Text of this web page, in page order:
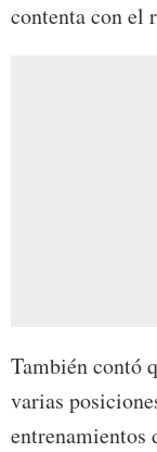
contenta con el
También contó
varias
entrenamientos